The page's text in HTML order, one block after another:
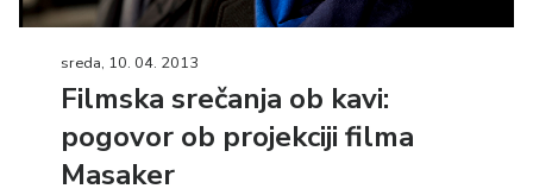
sreda, 10. 04. 2013
Filmska srečanja ob kavi:
pogovor ob projekciji filma
Masaker